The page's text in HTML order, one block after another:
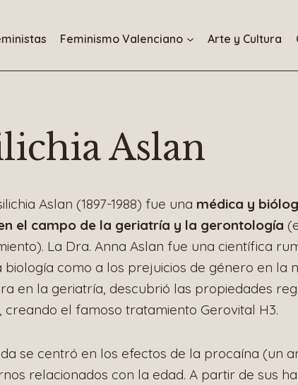
Feminismo Valenciano Arte y Cultura
Aslan
Aslan (1897-1988) fue una médica y
el campo de la geriatría y la gerontología
La Dra. Anna Aslan fue una científica
biología como a los prejuicios de género en la
en la geriatría, descubrió las propiedades
creando el famoso tratamiento Gerovital H3.
se centró en los efectos de la procaína (un
relacionados con la edad. A partir de sus